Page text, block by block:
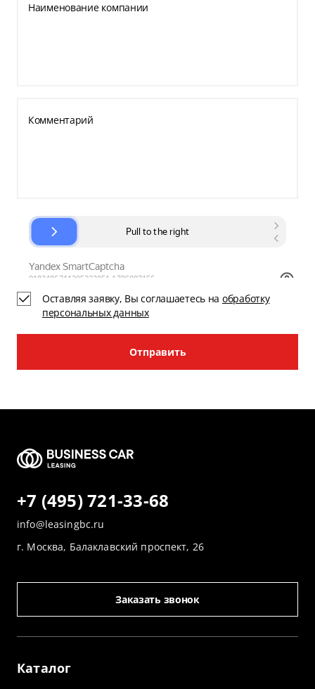
Наименование компании
Комментарий
Отправить
Оставляя заявку, Вы соглашаетесь на обработку
персональных данных
Каталог
+7 (495) 721-33-68
info@leasingbc.ru
г. Москва, Балаклавский проспект, 26
Заказать звонок